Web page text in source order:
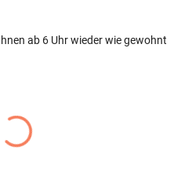
ab 6 Uhr wieder wie gewohnt